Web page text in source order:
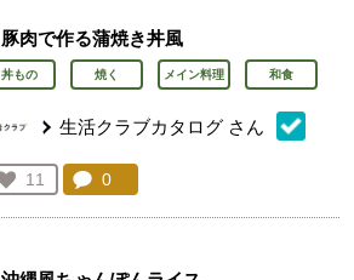
豚肉で作る蒲焼き丼風
丼もの 焼く メイン料理 和食
生活クラブカタログ さん
お気に入り登録：
11
人が登録
コメント：
0